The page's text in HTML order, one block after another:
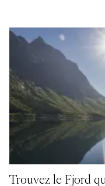
Trouvez le Fjord